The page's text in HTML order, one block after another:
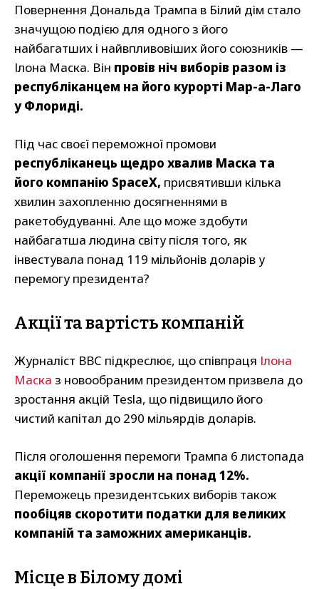
Повернення Дональда Трампа в Білий дім стало
значущою подією для одного з його
найбагатших і найвпливовіших його союзників —
Ілона Маска. Він провів ніч виборів разом із
республіканцем на його курорті Мар-а-Лаго
у Флориді.
Під час своєї переможної промови
республіканець щедро хвалив Маска та
його компанію SpaceX, присвятивши кілька
хвилин захопленню досягненнями в
ракетобудуванні. Але що може здобути
найбагатша людина світу після того, як
інвестувала понад 119 мільйонів доларів у
перемогу президента?
Акції та вартість компаній
Журналіст BBC підкреслює, що співпраця Ілона
Маска з новообраним президентом призвела до
зростання акцій Tesla, що підвищило його
чистий капітал до 290 мільярдів доларів.
Після оголошення перемоги Трампа 6 листопада
акції компанії зросли на понад 12%.
Переможець президентських виборів також
пообіцяв скоротити податки для великих
компаній та заможних американців.
Місце в Білому домі